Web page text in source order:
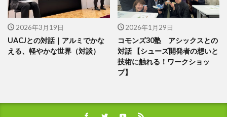
2026年3月19日
UACJとの対話｜アルミでかな
える、軽やかな世界（対談）
2026年1月29日
コモンズ30塾 アシックスとの
対話 【シューズ開発者の想いと
技術に触れる！ワークショッ
プ】